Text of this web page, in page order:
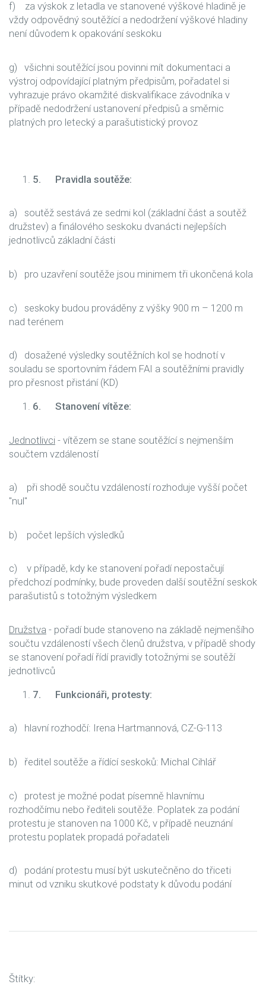
f) za výskok z letadla ve stanovené výškové hladině je
vždy odpovědný soutěžící a nedodržení výškové hladiny
není důvodem k opakování seskoku
g) všichni soutěžící jsou povinni mít dokumentaci a
výstroj odpovídající platným předpisům, pořadatel si
vyhrazuje právo okamžité diskvalifikace závodníka v
případě nedodržení ustanovení předpisů a směrnic
platných pro letecký a parašutistický provoz
5. Pravidla soutěže:
a) soutěž sestává ze sedmi kol (základní část a soutěž
družstev) a finálového seskoku dvanácti nejlepších
jednotlivců základní části
b) pro uzavření soutěže jsou minimem tři ukončená kola
c) seskoky budou prováděny z výšky 900 m – 1200 m
nad terénem
d) dosažené výsledky soutěžních kol se hodnotí v
souladu se sportovním řádem FAI a soutěžními pravidly
pro přesnost přistání (KD)
6. Stanovení vítěze:
Jednotlivci - vítězem se stane soutěžící s nejmenším
součtem vzdáleností
a) při shodě součtu vzdáleností rozhoduje vyšší počet
"nul"
b) počet lepších výsledků
c) v případě, kdy ke stanovení pořadí nepostačují
předchozí podmínky, bude proveden další soutěžní seskok
parašutistů s totožným výsledkem
Družstva - pořadí bude stanoveno na základě nejmenšího
součtu vzdáleností všech členů družstva, v případě shody
se stanovení pořadí řídí pravidly totožnými se soutěží
jednotlivců
7. Funkcionáři, protesty:
a) hlavní rozhodčí: Irena Hartmannová, CZ-G-113
b) ředitel soutěže a řídící seskoků: Michal Cihlář
c) protest je možné podat písemně hlavnímu
rozhodčímu nebo řediteli soutěže. Poplatek za podání
protestu je stanoven na 1000 Kč, v případě neuznání
protestu poplatek propadá pořadateli
d) podání protestu musí být uskutečněno do třiceti
minut od vzniku skutkové podstaty k důvodu podání
Štítky: